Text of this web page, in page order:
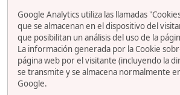
Google Analytics utiliza las llamadas
que se almacenan en el dispositivo del
que posibilitan un análisis del uso de la
La información generada por la Cookie
página web por el visitante (incluyendo la
se transmite y se almacena normalmente
Google.